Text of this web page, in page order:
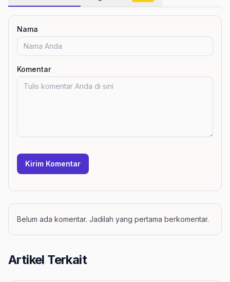
Nama
Komentar
Kirim Komentar
Belum ada komentar. Jadilah yang pertama berkomentar.
Artikel Terkait